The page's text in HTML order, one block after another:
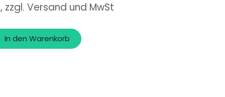
Versand und MwSt
In den Warenkorb